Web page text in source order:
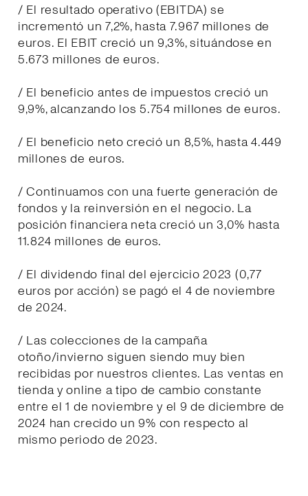
/ El resultado operativo (EBITDA) se
incrementó un 7,2%, hasta 7.967 millones de
euros. El EBIT creció un 9,3%, situándose en
5.673 millones de euros.
/ El beneficio antes de impuestos creció un
9,9%, alcanzando los 5.754 millones de euros.
/ El beneficio neto creció un 8,5%, hasta 4.449
millones de euros.
/ Continuamos con una fuerte generación de
fondos y la reinversión en el negocio. La
posición financiera neta creció un 3,0% hasta
11.824 millones de euros.
/ El dividendo final del ejercicio 2023 (0,77
euros por acción) se pagó el 4 de noviembre
de 2024.
/ Las colecciones de la campaña
otoño/invierno siguen siendo muy bien
recibidas por nuestros clientes. Las ventas en
tienda y online a tipo de cambio constante
entre el 1 de noviembre y el 9 de diciembre de
2024 han crecido un 9% con respecto al
mismo periodo de 2023.